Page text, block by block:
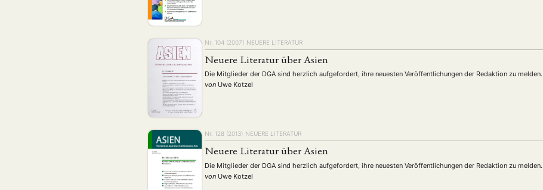
NEWS ASIEN ARBEITSKREISE
Nr. 104 (2007) NEUERE LITERATUR
Neuere Literatur über Asien
Die Mitglieder der DGA sind herzlich aufgefordert, ihre neuesten Veröffentlichungen der Redaktion zu melden.
von Uwe Kotzel
Nr. 128 (2013) NEUERE LITERATUR
Neuere Literatur über Asien
Die Mitglieder der DGA sind herzlich aufgefordert, ihre neuesten Veröffentlichungen der Redaktion zu melden.
von Uwe Kotzel